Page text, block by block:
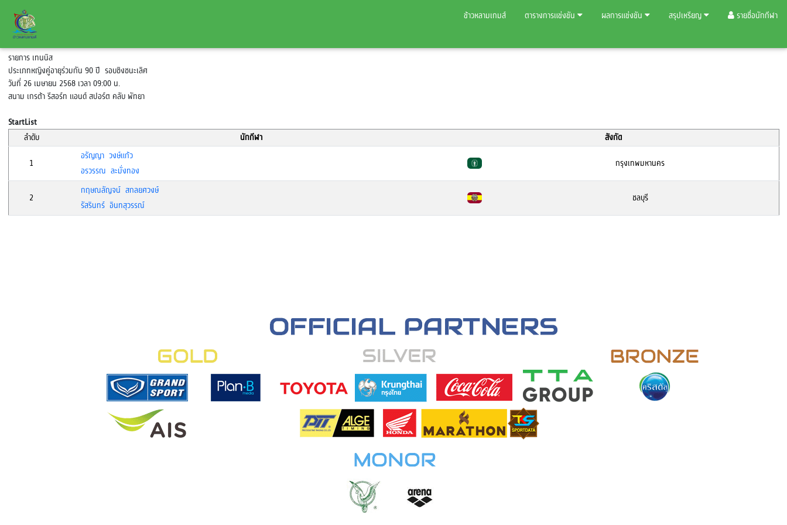
ข้าวหลามเกมส์ ตารางการแข่งขัน ผลการแข่งขัน สรุปเหรียญ รายชื่อนักกีฬา
รายการ เทนนิส
ประเภทหญิงคู่อายุร่วมกัน 90 ปี รอบชิงชนะเลิศ
วันที่ 26 เมษายน 2568 เวลา 09:00 น.
สนาม เกรต้า รีสอร์ท แอนด์ สปอร์ต คลับ พัทยา
StartList
ลำดับ
นักกีฬา สังกัด
1
อรัญญา วงษ์แก้ว
อรวรรณ ละมั่งทอง
กรุงเทพมหานคร
2
กฤษณลัญจน์ สกลยศวงษ์
รัสรินทร์ อินทสุวรรณ์
ชลบุรี